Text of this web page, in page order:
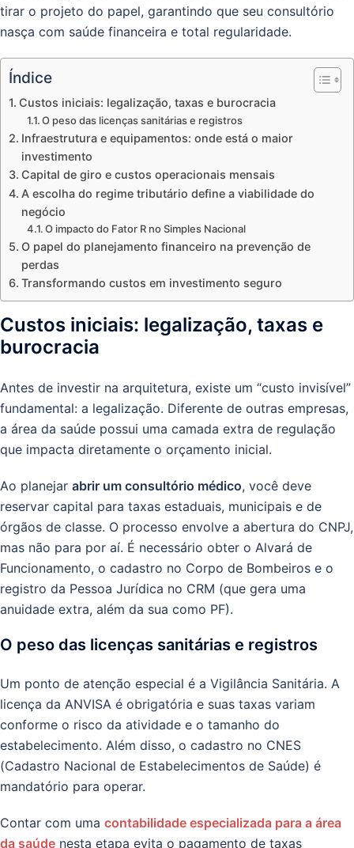
tirar o projeto do papel, garantindo que seu consultório
nasça com saúde financeira e total regularidade.
Índice
Custos iniciais: legalização, taxas e burocracia
O peso das licenças sanitárias e registros
Infraestrutura e equipamentos: onde está o maior
investimento
Capital de giro e custos operacionais mensais
A escolha do regime tributário define a viabilidade do
negócio
O impacto do Fator R no Simples Nacional
O papel do planejamento financeiro na prevenção de
perdas
Transformando custos em investimento seguro
Custos iniciais: legalização, taxas e
burocracia
Antes de investir na arquitetura, existe um “custo invisível”
fundamental: a legalização. Diferente de outras empresas,
a área da saúde possui uma camada extra de regulação
que impacta diretamente o orçamento inicial.
Ao planejar abrir um consultório médico, você deve
reservar capital para taxas estaduais, municipais e de
órgãos de classe. O processo envolve a abertura do CNPJ,
mas não para por aí. É necessário obter o Alvará de
Funcionamento, o cadastro no Corpo de Bombeiros e o
registro da Pessoa Jurídica no CRM (que gera uma
anuidade extra, além da sua como PF).
O peso das licenças sanitárias e registros
Um ponto de atenção especial é a Vigilância Sanitária. A
licença da ANVISA é obrigatória e suas taxas variam
conforme o risco da atividade e o tamanho do
estabelecimento. Além disso, o cadastro no CNES
(Cadastro Nacional de Estabelecimentos de Saúde) é
mandatório para operar.
Contar com uma contabilidade especializada para a área
da saúde nesta etapa evita o pagamento de taxas